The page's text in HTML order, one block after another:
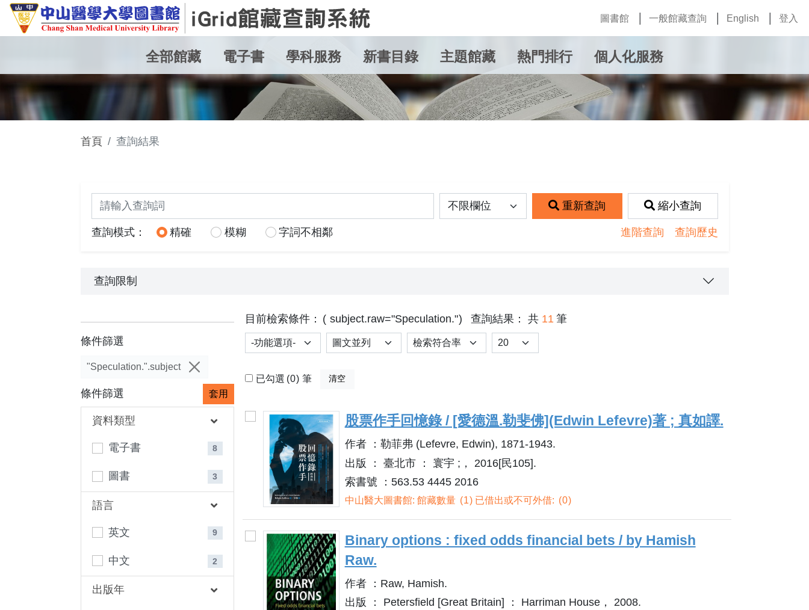
圖書館 一般館藏查詢 English 登入
全部館藏 電子書 學科服務 新書目錄 主題館藏 熱門排行 個人化服務
首頁 查詢結果
關鍵詞查詢 重新查詢 縮小查詢
查詢模式： 精確 模糊 字詞不相鄰 進階查詢 查詢歷史
查詢限制
條件篩選
"Speculation.".subject
條件篩選 套用
資料類型
電子書 8
圖書 3
語言
英文 9
中文 2
出版年
目前檢索條件： subject.raw="Speculation." 查詢結果： 共 11 筆
功能選項
排序 Results per page
已勾選 0 筆 清空
股票作手回憶錄 / [愛德溫.勒斐佛](Edwin Lefevre)著 ; 真如譯.
作者 ：勒菲弗 (Lefevre, Edwin), 1871-1943.
出版 ： 臺北市 ： 寰宇 ;， 2016[民105].
索書號 ：563.53 4445 2016
中山醫大圖書館: 館藏數量 1 已借出或不可外借: 0
Binary options : fixed odds financial bets / by Hamish
Raw.
作者 ：Raw, Hamish.
出版 ： Petersfield [Great Britain] ： Harriman House， 2008.